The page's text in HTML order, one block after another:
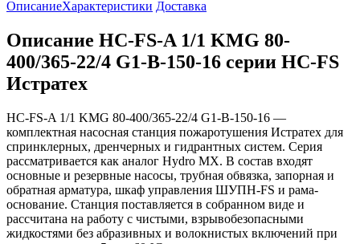
ОписаниеХарактеристики Доставка
Описание HC-FS-A 1/1 KMG 80-
400/365-22/4 G1-B-150-16 серии HC-FS
Истратех
HC-FS-A 1/1 KMG 80-400/365-22/4 G1-B-150-16 —
комплектная насосная станция пожаротушения Истратех для
спринклерных, дренчерных и гидрантных систем. Серия
рассматривается как аналог Hydro MX. В состав входят
основные и резервные насосы, трубная обвязка, запорная и
обратная арматура, шкаф управления ШУПН-FS и рама-
основание. Станция поставляется в собранном виде и
рассчитана на работу с чистыми, взрывобезопасными
жидкостями без абразивных и волокнистых включений при